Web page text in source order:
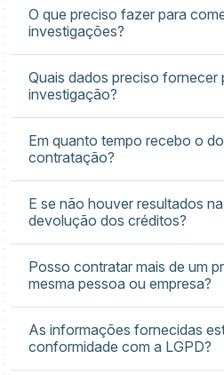
O que preciso fazer para
investigações?
Quais dados preciso fornecer
investigação?
Em quanto tempo recebo o
contratação?
E se não houver resultados
devolução dos créditos?
Posso contratar mais de um
mesma pessoa ou empresa?
As informações fornecidas
conformidade com a LGPD?